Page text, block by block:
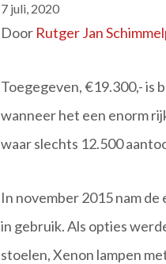
7 juli, 2020
Door Rutger Jan
Toegegeven, €19.300,- is
wanneer het een enorm
waar slechts 12.500
In november 2015 nam
in gebruik. Als opties
stoelen, Xenon lampen